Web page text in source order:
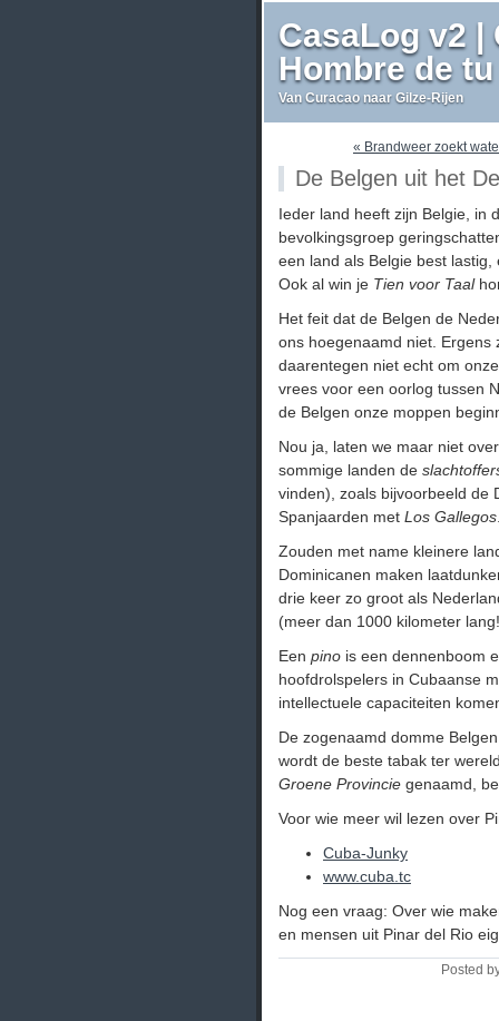
CasaLog v2 |
Hombre de tu
Van Curacao naar Gilze-Rijen
« Brandweer zoekt
De Belgen uit het
Ieder land heeft zijn Belgie, in
bevolkingsgroep
een land als Belgie best
Ook al win je Tien voor Taal
Het feit dat de Belgen de
ons hoegenaamd niet. Ergens
daarentegen niet echt om
vrees voor een oorlog tussen
de Belgen onze moppen
Nou ja, laten we maar niet
sommige landen de
vinden), zoals bijvoorbeeld de
Spanjaarden met Los Gallegos
Zouden met name kleinere
Dominicanen maken
drie keer zo groot als
(meer dan 1000 kilometer
Een pino is een dennenboom
hoofdrolspelers in Cubaanse
intellectuele capaciteiten
De zogenaamd domme
wordt de beste tabak ter
Groene Provincie genaamd,
Voor wie meer wil lezen over
Cuba-Junky
www.cuba.tc
Nog een vraag: Over wie
en mensen uit Pinar del Rio
Posted